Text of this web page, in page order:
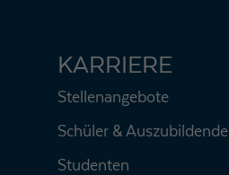
KARRIERE
Stellenangebote
Schüler & Auszubildende
Studenten